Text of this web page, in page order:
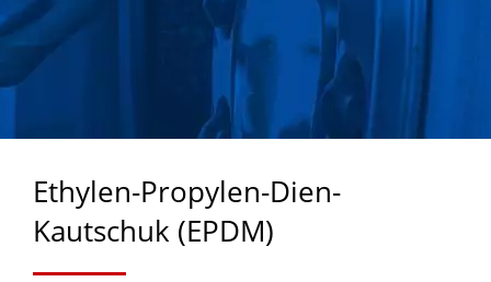
INDUSTRIE E-BARRIER
WHEEL SEALS,
CENTURION WHEEL
SEALS &
AXLE/CASSETTE SEALS
SEIT 1988 | CHU HUNG
Ethylen-Propylen-Dien-
Kautschuk (EPDM)